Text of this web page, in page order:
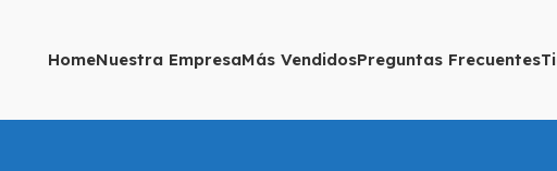
HomeNuestra EmpresaMás VendidosPreguntas Frecuentes